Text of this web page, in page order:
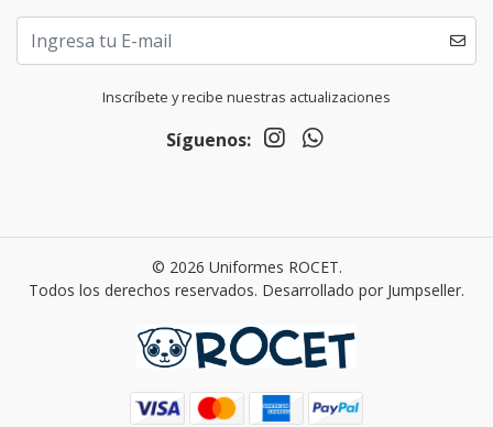
Inscríbete y recibe nuestras actualizaciones
Síguenos:
© 2026 Uniformes ROCET.
Todos los derechos reservados. Desarrollado por Jumpseller.